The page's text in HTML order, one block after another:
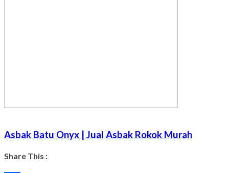
Asbak Batu Onyx | Jual Asbak Rokok Murah
Share This :